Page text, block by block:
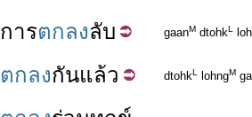
การตกลงลับ gaanM dtohkL
ตกลงกันแล้ว dtohkL lohngM